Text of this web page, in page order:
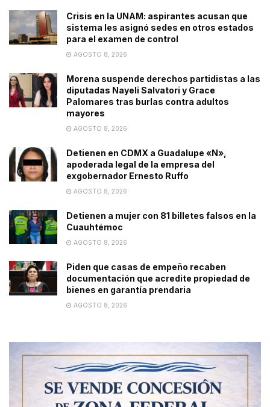
Crisis en la UNAM: aspirantes acusan que
sistema les asignó sedes en otros estados
para el examen de control
AGOSTO 8, 2026
Morena suspende derechos partidistas a las
diputadas Nayeli Salvatori y Grace
Palomares tras burlas contra adultos
mayores
AGOSTO 8, 2026
Detienen en CDMX a Guadalupe «N»,
apoderada legal de la empresa del
exgobernador Ernesto Ruffo
AGOSTO 8, 2026
Detienen a mujer con 81 billetes falsos en la
Cuauhtémoc
AGOSTO 8, 2026
Piden que casas de empeño recaben
documentación que acredite propiedad de
bienes en garantía prendaria
AGOSTO 8, 2026